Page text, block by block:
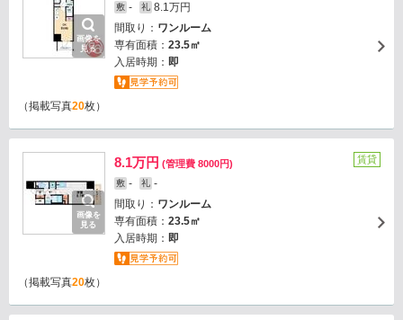
画像を
見る
敷 - 礼 8.1万円
間取り： ワンルーム
専有面積： 23.5㎡
入居時期： 即
（掲載写真20枚）
画像を
見る
8.1万円 (管理費 8000円)
敷 - 礼 -
間取り： ワンルーム
専有面積： 23.5㎡
入居時期： 即
賃貸
（掲載写真20枚）